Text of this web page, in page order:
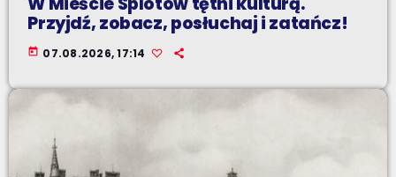
Przyjdź, zobacz, posłuchaj i zatańcz!
today 07.08.2026, 17:14